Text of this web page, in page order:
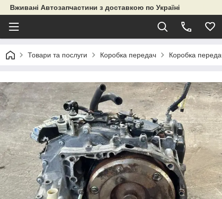
Вживані Автозапчастини з доставкою по Україні
Товари та послуги Коробка передач Коробка